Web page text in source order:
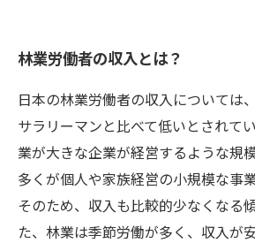
林業労働者の収入とは？
日本の林業労働者の収入については
サラリーマンと比べて低いとされて
業が大きな企業が経営するような規
多くが個人や家族経営の小規模な事
そのため、収入も比較的少なくなる
た、林業は季節労働が多く、収入が